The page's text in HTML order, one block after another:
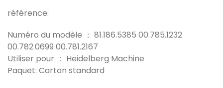
référence:
Numéro du modèle ： 81.186.5385 00.785.1232
00.782.0699 00.781.2167
Utiliser pour ： Heidelberg Machine
Paquet: Carton standard